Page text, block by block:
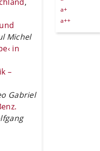
Michel
in
–
Gabriel
a+
a++